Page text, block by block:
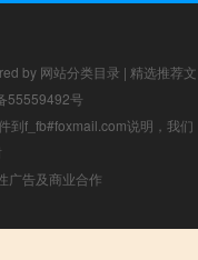
by 网站分类目录 | 精选推荐文
55559492号
到f_fb#foxmail.com说明，我们
广告及商业合作